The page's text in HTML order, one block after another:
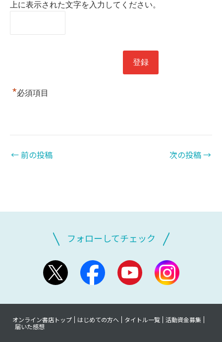
上に表示された文字を入力してください。
*必須項目
←前の投稿 次の投稿→
フォローしてチェック
オンライン書店トップ はじめての方へ タイトル一覧
活動資金募集
届いた感想